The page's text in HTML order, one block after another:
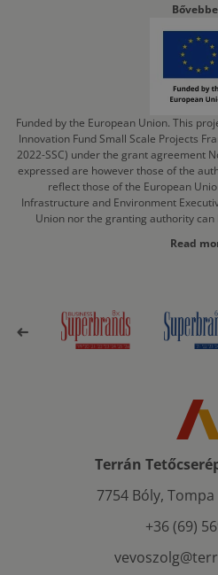
Funded by the European Union. This
Innovation Fund Small Scale Projects
2022-SSC) under the grant agreement
expressed are however those of the
reflect those of the European
Infrastructure and Environment
Union nor the granting authority
Read
Terrán
7754 Bóly,
+36 (69)